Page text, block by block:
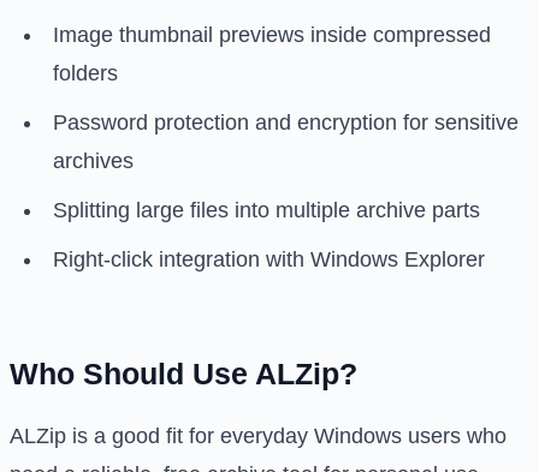
Image thumbnail previews inside compressed
folders
Password protection and encryption for sensitive
archives
Splitting large files into multiple archive parts
Right-click integration with Windows Explorer
Who Should Use ALZip?
ALZip is a good fit for everyday Windows users who